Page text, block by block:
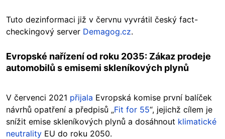
Tuto dezinformaci již v červnu vyvrátil český fact-
checkingový server Demagog.cz.
Evropské nařízení od roku 2035: Zákaz prodeje
automobilů s emisemi skleníkových plynů
V červenci 2021 přijala Evropská komise první balíček
návrhů opatření a předpisů „Fit for 55“, jejichž cílem je
snížit emise skleníkových plynů a dosáhnout klimatické
neutrality EU do roku 2050.